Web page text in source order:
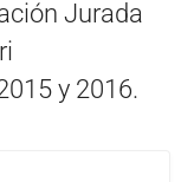
Jurada
y 2016.